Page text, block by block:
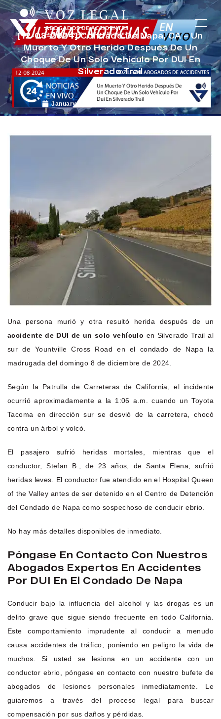
[12-08-2024] Condado De Napa, CA – Un
Muerto Y Otro Herido Después De Un
Choque De Un Solo Vehículo Por DUI En
Silverado Trail
January 9, 2025
Una persona murió y otra resultó herida después de un
accidente de DUI de un solo vehículo en Silverado Trail al
sur de Yountville Cross Road en el condado de Napa la
madrugada del domingo 8 de diciembre de 2024.
Según la Patrulla de Carreteras de California, el incidente
ocurrió aproximadamente a la 1:06 a.m. cuando un Toyota
Tacoma en dirección sur se desvió de la carretera, chocó
contra un árbol y volcó.
El pasajero sufrió heridas mortales, mientras que el
conductor, Stefan B., de 23 años, de Santa Elena, sufrió
heridas leves. El conductor fue atendido en el Hospital Queen
of the Valley antes de ser detenido en el Centro de Detención
del Condado de Napa como sospechoso de conducir ebrio.
No hay más detalles disponibles de inmediato.
Póngase En Contacto Con Nuestros
Abogados Expertos En Accidentes
Por DUI En El Condado De Napa
Conducir bajo la influencia del alcohol y las drogas es un
delito grave que sigue siendo frecuente en todo California.
Este comportamiento imprudente al conducir a menudo
causa accidentes de tráfico, poniendo en peligro la vida de
muchos. Si usted se lesiona en un accidente con un
conductor ebrio, póngase en contacto con nuestro bufete de
abogados de lesiones personales inmediatamente. Le
guiaremos a través del proceso legal para buscar
compensación por sus daños y pérdidas.